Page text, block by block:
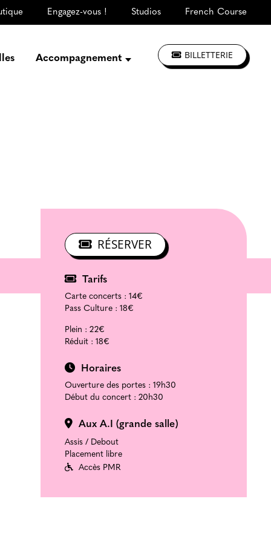
Engagez-vous ! Studios French Course
Accompagnement BILLETTERIE
RÉSERVER
Tarifs
Carte concerts : 14€
Pass Culture : 18€
Plein : 22€
Réduit : 18€
Horaires
Ouverture des portes : 19h30
Début du concert : 20h30
Aux A.I (grande salle)
Assis / Debout
Placement libre
Accès PMR